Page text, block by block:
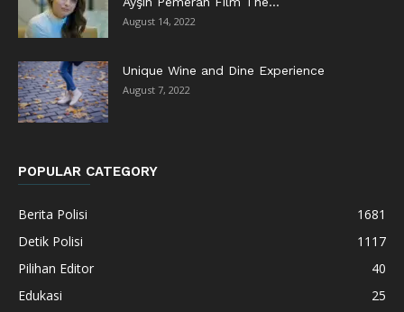
August 14, 2022
Unique Wine and Dine Experience
August 7, 2022
POPULAR CATEGORY
Berita Polisi
1681
Detik Polisi
1117
Pilihan Editor
40
Edukasi
25